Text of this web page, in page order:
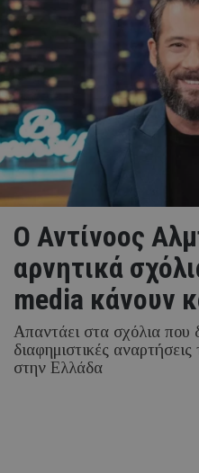
Ο Αντίνοος
αρνητικά
media κάνουν
Απαντάει στα σχόλια που
διαφημιστικές
στην Ελλάδα